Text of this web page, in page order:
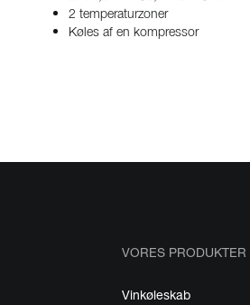
2 temperaturzoner
Køles af en kompressor
VORES PRODUKTER
Vinkøleskab